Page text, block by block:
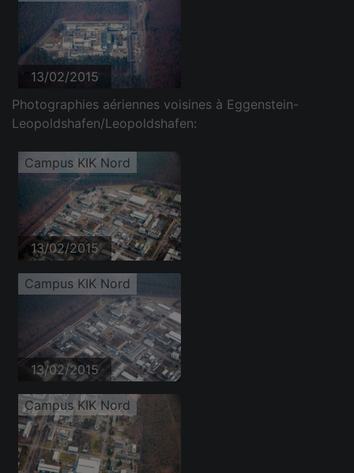
13/02/2015
Photographies aériennes voisines à Eggenstein-
Leopoldshafen/Leopoldshafen:
Campus KIK Nord
13/02/2015
Campus KIK Nord
13/02/2015
Campus KIK Nord